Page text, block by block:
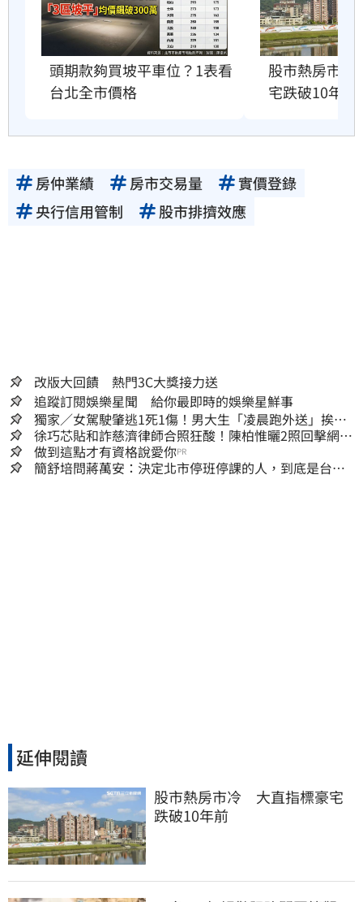
頭期款夠買坡平車位？1表看
台北全市價格
股市熱房市冷
宅跌破10年前
房仲業績 房市交易量
實價登錄
央行信用管制
股市排擠效應
改版大回饋 熱門3C大獎接力送
追蹤訂閱娛樂星聞 給你最即時的娛樂星鮮事
獨家／女駕駛肇逃1死1傷！男大生「凌晨跑外送」挨
撞 媽淚：家快瓦解
徐巧芯貼和詐慈濟律師合照狂酸！陳柏惟曬2照回擊網笑
翻
做到這點才有資格說愛你PR
簡舒培問蔣萬安：決定北市停班停課的人，到底是台北
延伸閱讀
股市熱房市冷　大直指標豪宅
跌破10年前